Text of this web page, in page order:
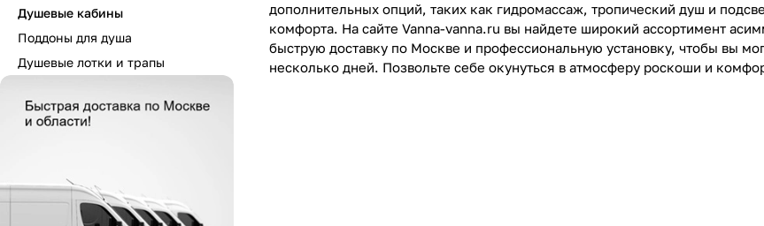
дополнительных опций, таких как гидромассаж, тропический душ и
комфорта. На сайте Vanna-vanna.ru вы найдете широкий ассортимент
быструю доставку по Москве и профессиональную установку, чтобы вы
несколько дней. Позвольте себе окунуться в атмосферу роскоши и
Душевые кабины
Поддоны для душа
Душевые лотки и трапы